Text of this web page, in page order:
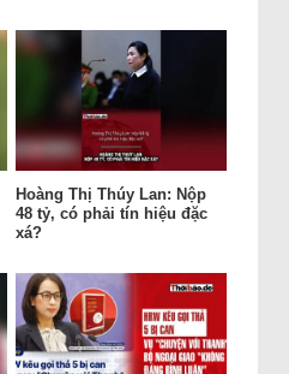
Hoàng Thị Thúy Lan: Nộp
48 tỷ, có phải tín hiệu đặc
xá?